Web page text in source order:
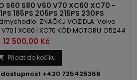
S60 S80 V60 V70 XC60 XC70 -
185PS 205PS 215PS 230PS
ZNAČKU VOZIDLA: Volvo
| XC60 | XC70 KÓD MOTORU: D5244
| D5244T12 | D5244T15 | D5244T16 |
| D5244T21 | D5244T22 | D5244T23
VÝKON: 163PS/120kW | 181PS/133kW |
| 215PS/158kW | 230PS/169kW ROK
VÝROBY: 2007 -
Cena
12 500,00 Kč
Přidat do košíku
+420 725425366